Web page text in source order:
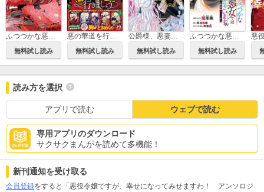
ふつつかな悪女ではございますが ～雛宮蝶鼠とりかえ伝～
無料試し読み
悪の華道を行きましょう【コミックス版】
無料試し読み
公爵様、悪妻の私はもう放っておいてください
無料試し読み
ふつつかな悪女ではございますが ～雛宮蝶鼠とりかえ伝～ 連載版
無料試し読み
読み方を選択
アプリで読む ウェブで読む
専用アプリのダウンロード
サクサクまんがを読めて多機能！
新刊通知を受け取る
会員登録をすると「悪役令嬢ですが、幸せになってみせますわ！ アンソロジ